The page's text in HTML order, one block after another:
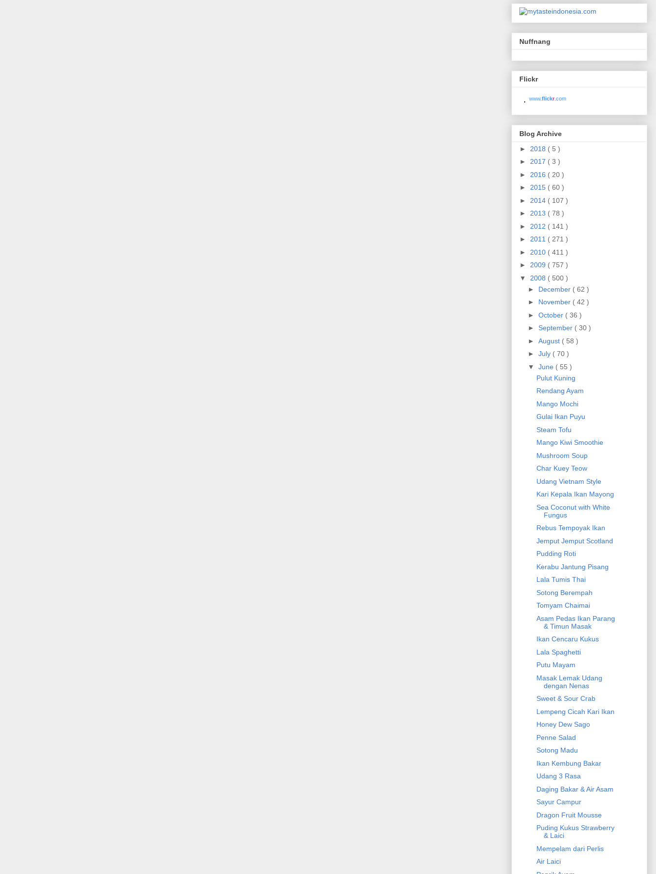
Nuffnang
Flickr
www.flickr.com
Blog Archive
► 2018 ( 5 )
► 2017 ( 3 )
► 2016 ( 20 )
► 2015 ( 60 )
► 2014 ( 107 )
► 2013 ( 78 )
► 2012 ( 141 )
► 2011 ( 271 )
► 2010 ( 411 )
► 2009 ( 757 )
▼ 2008 ( 500 )
► December ( 62 )
► November ( 42 )
► October ( 36 )
► September ( 30 )
► August ( 58 )
► July ( 70 )
▼ June ( 55 )
Pulut Kuning
Rendang Ayam
Mango Mochi
Gulai Ikan Puyu
Steam Tofu
Mango Kiwi Smoothie
Mushroom Soup
Char Kuey Teow
Udang Vietnam Style
Kari Kepala Ikan Mayong
Sea Coconut with White
Fungus
Rebus Tempoyak Ikan
Jemput Jemput Scotland
Pudding Roti
Kerabu Jantung Pisang
Lala Tumis Thai
Sotong Berempah
Tomyam Chaimai
Asam Pedas Ikan Parang
& Timun Masak
Ikan Cencaru Kukus
Lala Spaghetti
Putu Mayam
Masak Lemak Udang
dengan Nenas
Sweet & Sour Crab
Lempeng Cicah Kari Ikan
Honey Dew Sago
Penne Salad
Sotong Madu
Ikan Kembung Bakar
Udang 3 Rasa
Daging Bakar & Air Asam
Sayur Campur
Dragon Fruit Mousse
Puding Kukus Strawberry
& Laici
Mempelam dari Perlis
Air Laici